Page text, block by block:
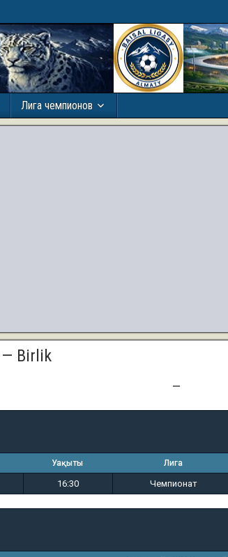
Лига чемпионов
— Birlik
—
Уақыты Лига
16:30 Чемпионат